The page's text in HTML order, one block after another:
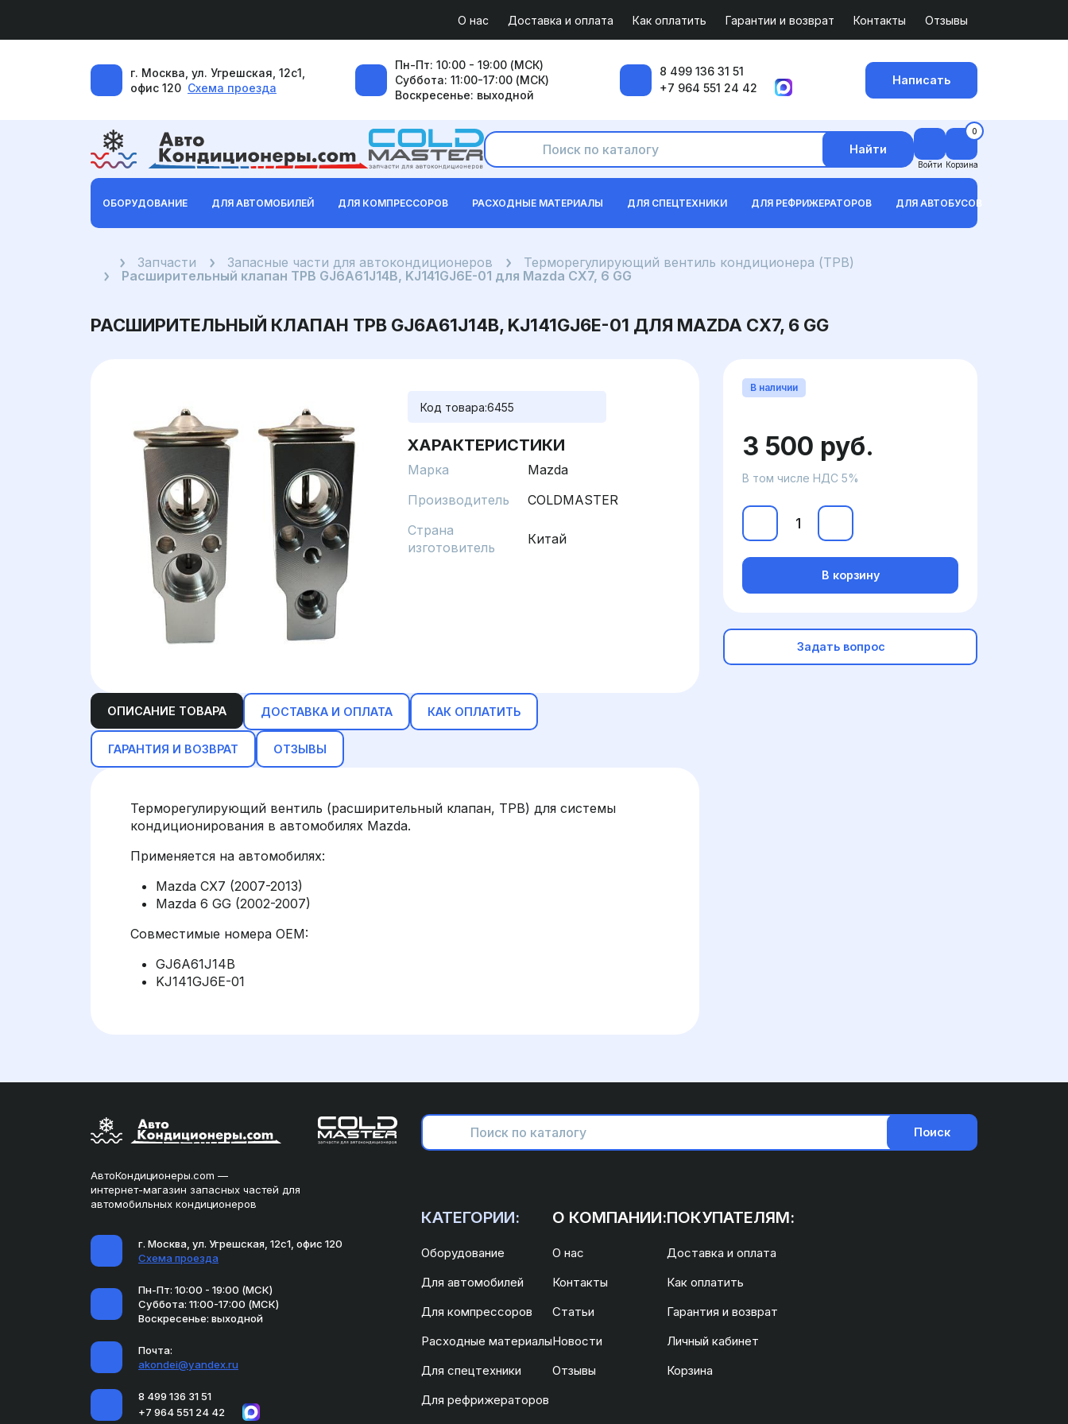
О нас Доставка и оплата Как оплатить Гарантии и возврат Контакты Отзывы
г. Москва, ул. Угрешская, 12с1,
офис 120 Схема проезда
Пн-Пт: 10:00 - 19:00 (МСК)
Суббота: 11:00-17:00 (МСК)
Воскресенье: выходной
8 499 136 31 51
+7 964 551 24 42
Написать
Найти
Войти
0
Корзина
ОБОРУДОВАНИЕ ДЛЯ АВТОМОБИЛЕЙ ДЛЯ КОМПРЕССОРОВ РАСХОДНЫЕ МАТЕРИАЛЫ ДЛЯ СПЕЦТЕХНИКИ ДЛЯ РЕФРИЖЕРАТОРОВ ДЛЯ АВТОБУСОВ
ГлавнаяЗапчасти Запасные части для автокондиционеров
Терморегулирующий вентиль кондиционера (ТРВ)
Расширительный клапан ТРВ GJ6A61J14B, KJ141GJ6E-01 для Mazda CX7, 6 GG
РАСШИРИТЕЛЬНЫЙ КЛАПАН ТРВ GJ6A61J14B, KJ141GJ6E-01 ДЛЯ MAZDA CX7, 6 GG
Код товара:6455
ХАРАКТЕРИСТИКИ
Марка
Mazda
Производитель
COLDMASTER
Страна
изготовитель
Китай
ОПИСАНИЕ ТОВАРА ДОСТАВКА И ОПЛАТА КАК ОПЛАТИТЬ
ГАРАНТИЯ И ВОЗВРАТ ОТЗЫВЫ
Терморегулирующий вентиль (расширительный клапан, ТРВ) для системы
кондиционирования в автомобилях Mazda.
Применяется на автомобилях:
Mazda CX7 (2007-2013)
Mazda 6 GG (2002-2007)
Совместимые номера OEM:
GJ6A61J14B
KJ141GJ6E-01
В наличии
3 500 руб.
В том числе НДС 5%
В корзину
Задать вопрос
АвтоКондиционеры.com —
интернет-магазин запасных частей для
автомобильных кондиционеров
г. Москва, ул. Угрешская, 12с1, офис 120
Схема проезда
Пн-Пт: 10:00 - 19:00 (МСК)
Суббота: 11:00-17:00 (МСК)
Воскресенье: выходной
Почта:
akondei@yandex.ru
8 499 136 31 51
+7 964 551 24 42
Поиск
КАТЕГОРИИ:
Оборудование
Для автомобилей
Для компрессоров
Расходные материалы
Для спецтехники
Для рефрижераторов
О КОМПАНИИ:
О нас
Контакты
Статьи
Новости
Отзывы
ПОКУПАТЕЛЯМ:
Доставка и оплата
Как оплатить
Гарантия и возврат
Личный кабинет
Корзина